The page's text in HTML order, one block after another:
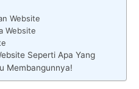
Website
Website
Seperti Apa Yang
Membangunnya!